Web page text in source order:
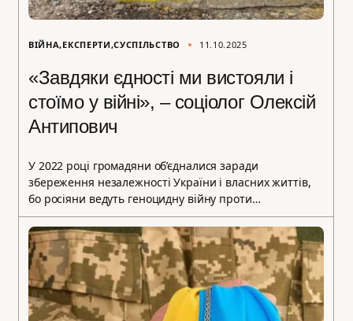
ВІЙНА ЕКСПЕРТИ СУСПІЛЬСТВО 11.10.2025
«Завдяки єдності ми вистояли і
стоїмо у війні», – соціолог Олексій
Антипович
У 2022 році громадяни об’єдналися заради
збереження незалежності України і власних життів,
бо росіяни ведуть геноцидну війну проти…